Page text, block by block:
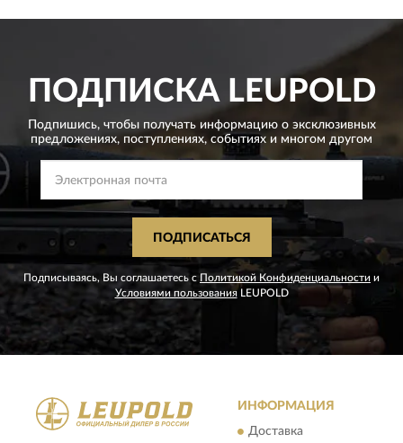
ПОДПИСКАLEUPOLD
Подпишись, чтобы получать информацию о эксклюзивных
предложениях, поступлениях, событиях и многом другом
ПОДПИСАТЬСЯ
Подписываясь, Вы соглашаетесь с Политикой Конфиденциальности и
Условиями пользованияLEUPOLD
ИНФОРМАЦИЯ
Доставка